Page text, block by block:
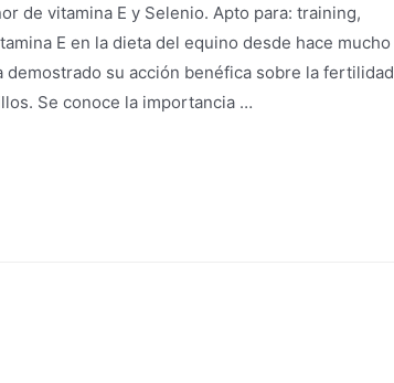
de vitamina E y Selenio. Apto para: training,
E en la dieta del equino desde hace mucho
demostrado su acción benéfica sobre la fertilidad
Se conoce la importancia …